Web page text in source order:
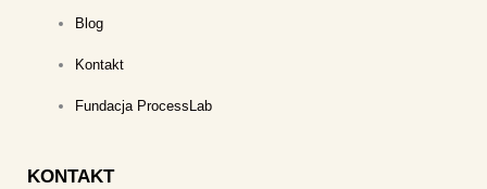
Blog
Kontakt
Fundacja ProcessLab
KONTAKT